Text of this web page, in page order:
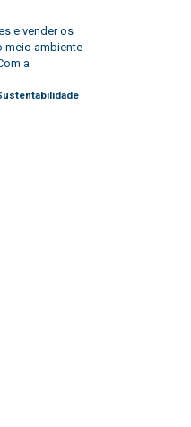
e vender os
meio ambiente
a